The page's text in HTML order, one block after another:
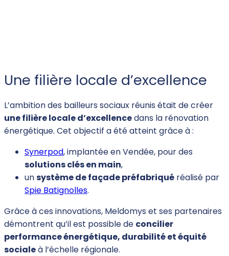
Une filière locale d’excellence
L’ambition des bailleurs sociaux réunis était de créer
une filière locale d’excellencedans la rénovation
énergétique. Cet objectif a été atteint grâce à :
Synerpod, implantée en Vendée, pour des
solutions clés en main,
unsystème de façade préfabriqué réalisé par
Spie Batignolles.
Grâce à ces innovations, Meldomys et ses partenaires
démontrent qu’il est possible de concilier
performance énergétique, durabilité et équité
socialeà l’échelle régionale.